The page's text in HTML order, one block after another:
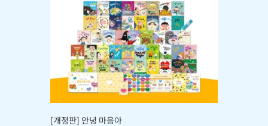
[개정판] 안녕 마음아